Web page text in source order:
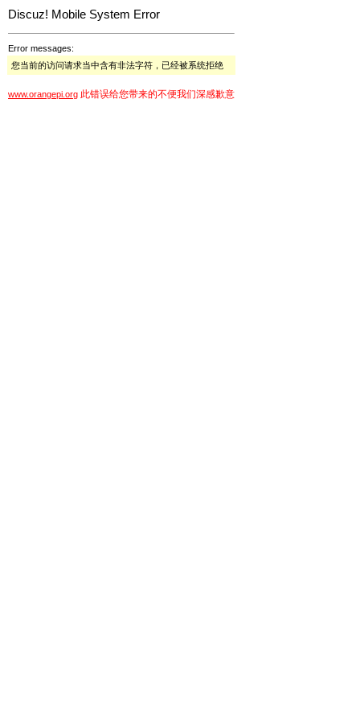
Discuz! Mobile System Error
Error messages:
您当前的访问请求当中含有非法字符，已经被系统拒绝
www.orangepi.org 此错误给您带来的不便我们深感歉意